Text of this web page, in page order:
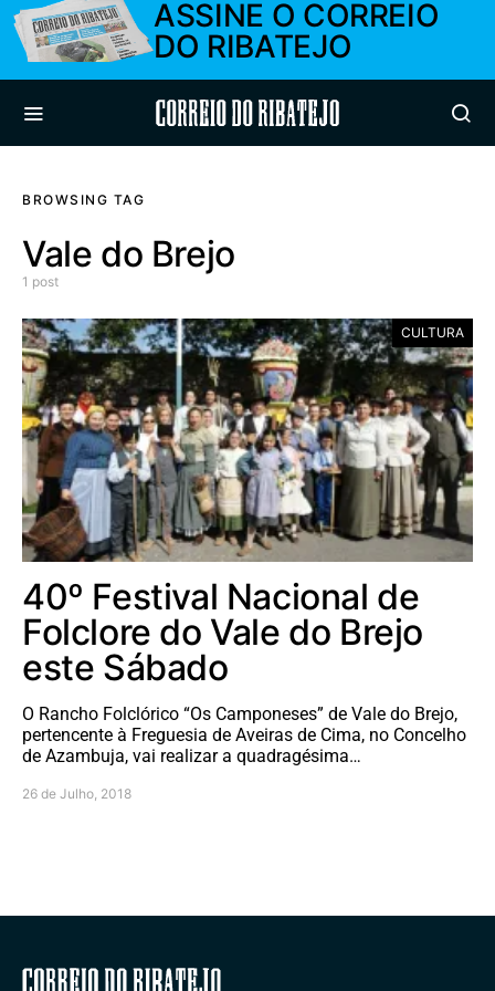
ASSINE O CORREIO
DO RIBATEJO
Correio do Ribatejo
BROWSING TAG
Vale do Brejo
1 post
CULTURA
40º Festival Nacional de
Folclore do Vale do Brejo
este Sábado
O Rancho Folclórico “Os Camponeses” de Vale do Brejo,
pertencente à Freguesia de Aveiras de Cima, no Concelho
de Azambuja, vai realizar a quadragésima…
26 de Julho, 2018
Correio do Ribatejo